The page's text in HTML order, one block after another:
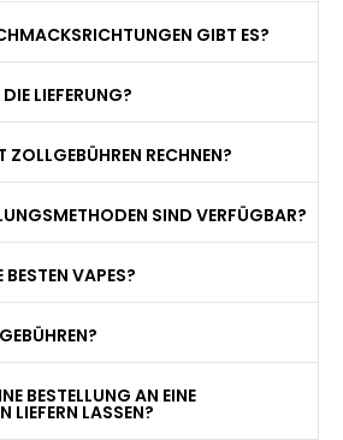
GIBT ES?
LIEFERUNG?
RECHNEN?
SIND VERFÜGBAR?
VAPES?
BESTELLUNG AN EINE
LIEFERN LASSEN?